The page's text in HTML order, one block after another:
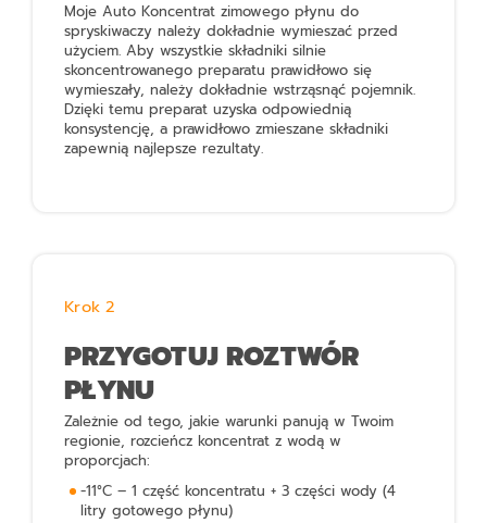
Moje Auto Koncentrat zimowego płynu do
spryskiwaczy należy dokładnie wymieszać przed
użyciem. Aby wszystkie składniki silnie
skoncentrowanego preparatu prawidłowo się
wymieszały, należy dokładnie wstrząsnąć pojemnik.
Dzięki temu preparat uzyska odpowiednią
konsystencję, a prawidłowo zmieszane składniki
zapewnią najlepsze rezultaty.
Krok 2
PRZYGOTUJ ROZTWÓR
PŁYNU
Zależnie od tego, jakie warunki panują w Twoim
regionie, rozcieńcz koncentrat z wodą w
proporcjach:
-11°C – 1 część koncentratu + 3 części wody (4
litry gotowego płynu)